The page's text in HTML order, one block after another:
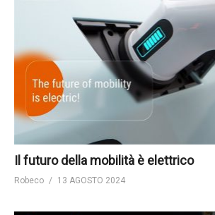
Il futuro della mobilità è elettrico
Robeco 13 AGOSTO 2024